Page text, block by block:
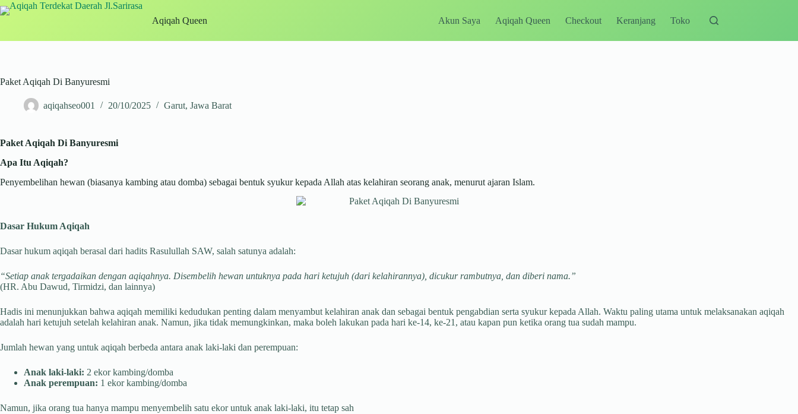
Skip
to
Aqiqah Queen Akun Saya Aqiqah Queen Checkout Keranjang Toko
Paket Aqiqah Di Banyuresmi
aqiqahseo001 20/10/2025 Garut, Jawa Barat
Paket Aqiqah Di Banyuresmi
Apa Itu Aqiqah?
Penyembelihan hewan (biasanya kambing atau domba) sebagai bentuk syukur kepada Allah atas kelahiran seorang anak, menurut ajaran Islam.
Dasar Hukum Aqiqah
Dasar hukum aqiqah berasal dari hadits Rasulullah SAW, salah satunya adalah:
“Setiap anak tergadaikan dengan aqiqahnya. Disembelih hewan untuknya pada hari ketujuh (dari kelahirannya), dicukur rambutnya, dan diberi nama.”
(HR. Abu Dawud, Tirmidzi, dan lainnya)
Hadis ini menunjukkan bahwa aqiqah memiliki kedudukan penting dalam menyambut kelahiran anak dan sebagai bentuk pengabdian serta syukur kepada Allah. Waktu paling utama untuk melaksanakan aqiqah
adalah hari ketujuh setelah kelahiran anak. Namun, jika tidak memungkinkan, maka boleh lakukan pada hari ke-14, ke-21, atau kapan pun ketika orang tua sudah mampu.
Jumlah hewan yang untuk aqiqah berbeda antara anak laki-laki dan perempuan:
Anak laki-laki: 2 ekor kambing/domba
Anak perempuan: 1 ekor kambing/domba
Namun, jika orang tua hanya mampu menyembelih satu ekor untuk anak laki-laki, itu tetap sah